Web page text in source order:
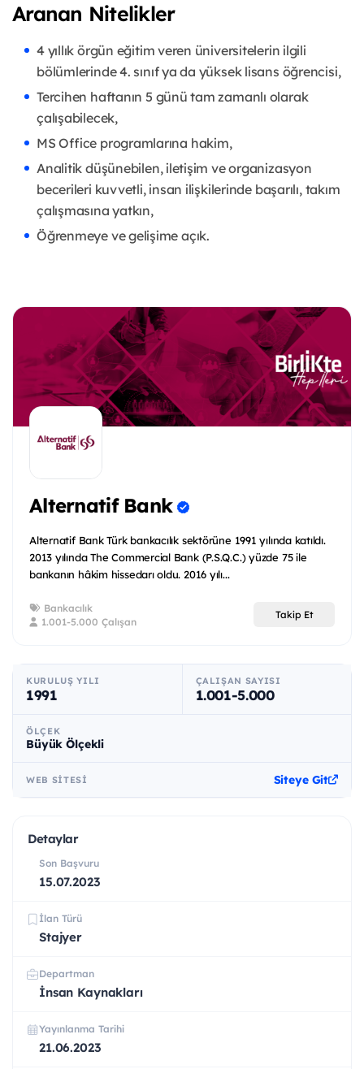
Aranan Nitelikler
4 yıllık örgün eğitim veren üniversitelerin ilgili
bölümlerinde 4. sınıf ya da yüksek lisans öğrencisi,
Tercihen haftanın 5 günü tam zamanlı olarak
çalışabilecek,
MS Office programlarına hakim,
Analitik düşünebilen, iletişim ve organizasyon
becerileri kuvvetli, insan ilişkilerinde başarılı, takım
çalışmasına yatkın,
Öğrenmeye ve gelişime açık.
Alternatif Bank
Alternatif Bank Türk bankacılık sektörüne 1991 yılında katıldı.
2013 yılında The Commercial Bank (P.S.Q.C.) yüzde 75 ile
bankanın hâkim hissedarı oldu. 2016 yılı...
Bankacılık
1.001-5.000 Çalışan
Takip Et
KURULUŞ YILI
1991
ÇALIŞAN SAYISI
1.001-5.000
ÖLÇEK
Büyük Ölçekli
WEB SITESI Siteye Git
Detaylar
Son Başvuru
15.07.2023
İlan Türü
Stajyer
Departman
İnsan Kaynakları
Yayınlanma Tarihi
21.06.2023